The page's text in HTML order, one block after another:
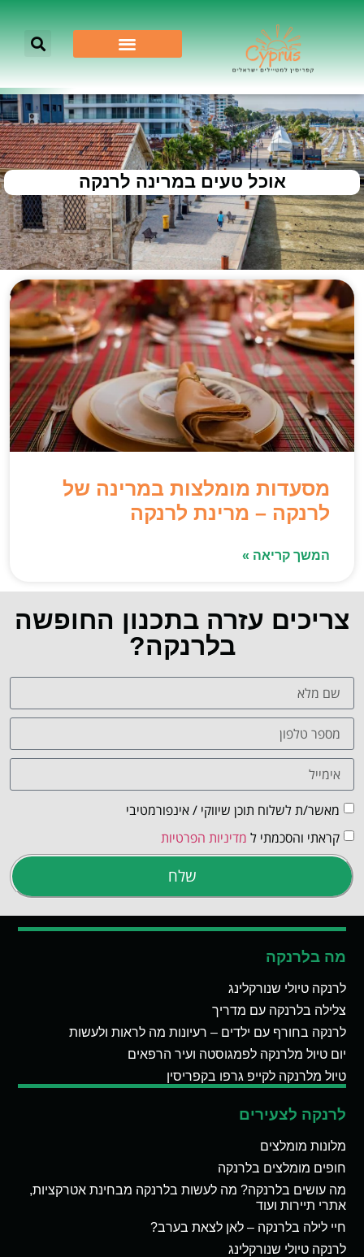
אוכל טעים במרינה לרנקה
מסעדות מומלצות במרינה של
לרנקה – מרינת לרנקה
המשך קריאה »
צריכים עזרה בתכנון החופשה
בלרנקה?
מאשר/ת לשלוח תוכן שיווקי / אינפורמטיבי
קראתי והסכמתי ל מדיניות הפרטיות
שלח
מה בלרנקה
לרנקה טיולי שנורקלינג
צלילה בלרנקה עם מדריך
לרנקה בחורף עם ילדים – רעיונות מה לראות ולעשות
יום טיול מלרנקה לפמגוסטה ועיר הרפאים
טיול מלרנקה לקייפ גרפו בקפריסין
לרנקה לצעירים
מלונות מומלצים
חופים מומלצים בלרנקה
מה עושים בלרנקה? מה לעשות בלרנקה מבחינת אטרקציות,
אתרי תיירות ועוד
חיי לילה בלרנקה – לאן לצאת בערב?
לרנקה טיולי שנורקלינג